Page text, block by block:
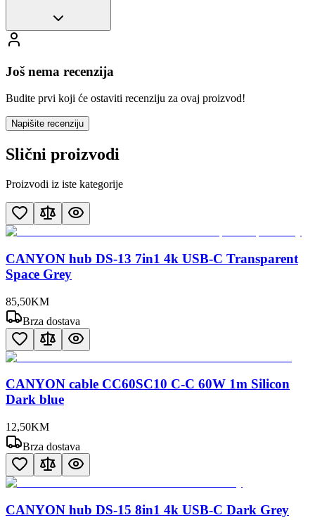
Još nema recenzija
Budite prvi koji će ostaviti recenziju za ovaj proizvod!
Napišite recenziju
Slični proizvodi
Proizvodi iz iste kategorije
CANYON hub DS-13 7in1 4k USB-C Transparent
Space Grey
85,50KM
Brza dostava
CANYON cable CC60SC10 C-C 60W 1m Silicon
Dark blue
12,50KM
Brza dostava
CANYON hub DS-15 8in1 4k USB-C Dark Grey